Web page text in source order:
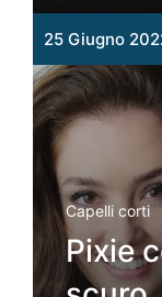
25 Giugno
Capelli corti
Pixie